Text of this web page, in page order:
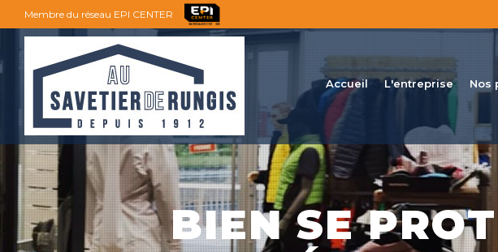
Membre du réseau EPI CENTER
Accueil L'entreprise Nos
BIEN SE